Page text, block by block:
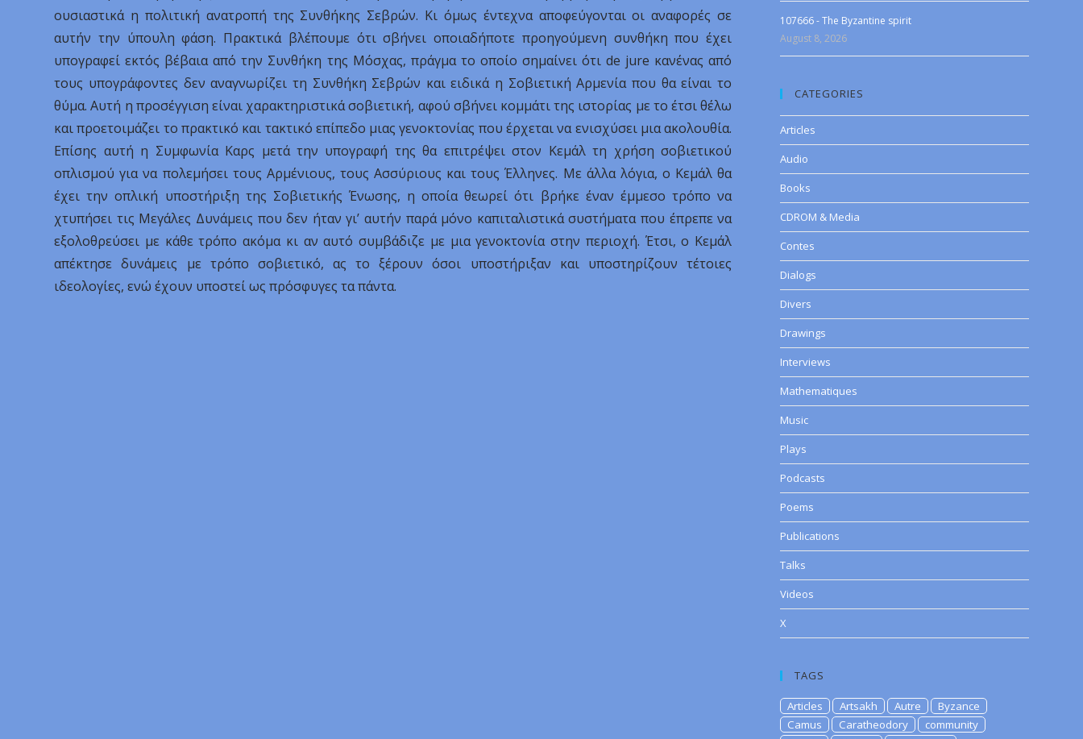
ουσιαστικά η πολιτική ανατροπή της Συνθήκης Σεβρών. Κι όμως έντεχνα αποφεύγονται οι αναφορές σε
αυτήν την ύπουλη φάση. Πρακτικά βλέπουμε ότι σβήνει οποιαδήποτε προηγούμενη συνθήκη που έχει
υπογραφεί εκτός βέβαια από την Συνθήκη της Μόσχας, πράγμα το οποίο σημαίνει ότι de jure κανένας από
τους υπογράφοντες δεν αναγνωρίζει τη Συνθήκη Σεβρών και ειδικά η Σοβιετική Αρμενία που θα είναι το
θύμα. Αυτή η προσέγγιση είναι χαρακτηριστικά σοβιετική, αφού σβήνει κομμάτι της ιστορίας με το έτσι θέλω
και προετοιμάζει το πρακτικό και τακτικό επίπεδο μιας γενοκτονίας που έρχεται να ενισχύσει μια ακολουθία.
Επίσης αυτή η Συμφωνία Καρς μετά την υπογραφή της θα επιτρέψει στον Κεμάλ τη χρήση σοβιετικού
οπλισμού για να πολεμήσει τους Αρμένιους, τους Ασσύριους και τους Έλληνες. Με άλλα λόγια, ο Κεμάλ θα
έχει την οπλική υποστήριξη της Σοβιετικής Ένωσης, η οποία θεωρεί ότι βρήκε έναν έμμεσο τρόπο να
χτυπήσει τις Μεγάλες Δυνάμεις που δεν ήταν γι’ αυτήν παρά μόνο καπιταλιστικά συστήματα που έπρεπε να
εξολοθρεύσει με κάθε τρόπο ακόμα κι αν αυτό συμβάδιζε με μια γενοκτονία στην περιοχή. Έτσι, ο Κεμάλ
απέκτησε δυνάμεις με τρόπο σοβιετικό, ας το ξέρουν όσοι υποστήριξαν και υποστηρίζουν τέτοιες
ιδεολογίες, ενώ έχουν υποστεί ως πρόσφυγες τα πάντα.
107666 - The Byzantine spirit
August 8, 2026
CATEGORIES
Articles
Audio
Books
CDROM & Media
Contes
Dialogs
Divers
Drawings
Interviews
Mathematiques
Music
Plays
Podcasts
Poems
Publications
Talks
Videos
X
TAGS
Articles Artsakh Autre
Byzance
Camus
Caratheodory
community